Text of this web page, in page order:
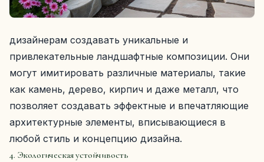
дизайнерам создавать уникальные и
привлекательные ландшафтные композиции. Они
могут имитировать различные материалы, такие
как камень, дерево, кирпич и даже металл, что
позволяет создавать эффектные и впечатляющие
архитектурные элементы, вписывающиеся в
любой стиль и концепцию дизайна.
4. Экологическая устойчивость